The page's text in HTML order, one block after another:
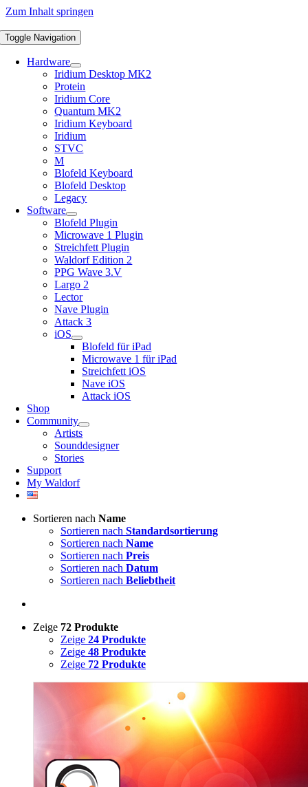
Zum Inhalt springen
Toggle Navigation
Hardware
Iridium Desktop MK2
Protein
Iridium Core
Quantum MK2
Iridium Keyboard
Iridium
STVC
M
Blofeld Keyboard
Blofeld Desktop
Legacy
Software
Blofeld Plugin
Microwave 1 Plugin
Streichfett Plugin
Waldorf Edition 2
PPG Wave 3.V
Largo 2
Lector
Nave Plugin
Attack 3
iOS
Blofeld für iPad
Microwave 1 für iPad
Streichfett iOS
Nave iOS
Attack iOS
Shop
Community
Artists
Sounddesigner
Stories
Support
My Waldorf
Sortieren nach Name
Sortieren nach Standardsortierung
Sortieren nach Name
Sortieren nach Preis
Sortieren nach Datum
Sortieren nach Beliebtheit
Zeige 72 Produkte
Zeige 24 Produkte
Zeige 48 Produkte
Zeige 72 Produkte